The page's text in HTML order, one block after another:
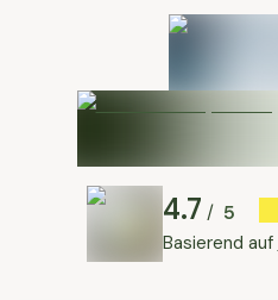
4.7 / 5
Basierend auf